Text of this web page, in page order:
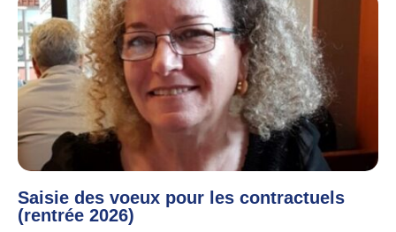
Saisie des voeux pour les contractuels
(rentrée 2026)